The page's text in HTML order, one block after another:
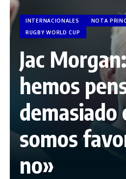
INTERNACIONALES
NOTA
RUGBY WORLD CUP
Jac
hemos
demasiado
somos
no»